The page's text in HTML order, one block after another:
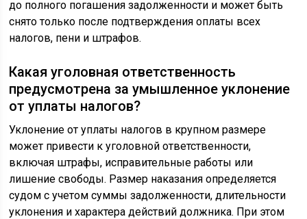
до полного погашения задолженности и может быть
снято только после подтверждения оплаты всех
налогов, пени и штрафов.
Какая уголовная ответственность
предусмотрена за умышленное уклонение
от уплаты налогов?
Уклонение от уплаты налогов в крупном размере
может привести к уголовной ответственности,
включая штрафы, исправительные работы или
лишение свободы. Размер наказания определяется
судом с учетом суммы задолженности, длительности
уклонения и характера действий должника. При этом